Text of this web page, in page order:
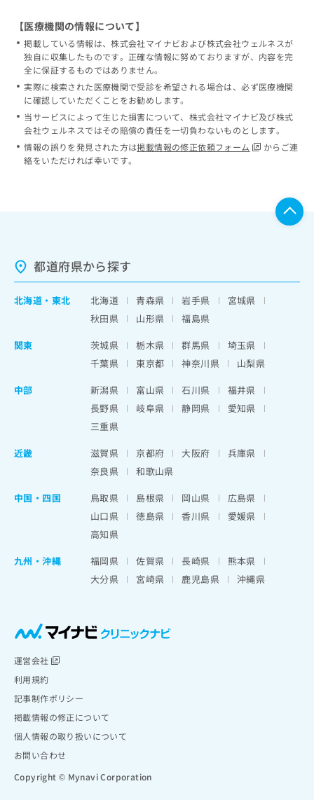
【医療機関の情報について】
掲載している情報は、株式会社マイナビおよび株式会社ウェルネスが
独自に収集したものです。正確な情報に努めておりますが、内容を完
全に保証するものではありません。
実際に検索された医療機関で受診を希望される場合は、必ず医療機関
に確認していただくことをお勧めします。
当サービスによって生じた損害について、株式会社マイナビ及び株式
会社ウェルネスではその賠償の責任を一切負わないものとします。
情報の誤りを発見された方は掲載情報の修正依頼フォーム
からご連
絡をいただければ幸いです。
都道府県から探す
北海道 ・ 東北 北海道 青森県 岩手県
宮城県
秋田県
山形県
福島県
関東
茨城県 栃木県 群馬県
埼玉県
千葉県
東京都 神奈川県
山梨県
中部
新潟県 富山県 石川県
福井県
長野県
岐阜県 静岡県
愛知県
三重県
近畿
滋賀県 京都府 大阪府
兵庫県
奈良県
和歌山県
中国・四国
鳥取県 島根県 岡山県
広島県
山口県
徳島県 香川県
愛媛県
高知県
九州・沖縄
福岡県 佐賀県 長崎県
熊本県
大分県
宮崎県 鹿児島県 沖縄県
運営会社
利用規約
記事制作ポリシー
掲載情報の修正について
個人情報の取り扱いについて
お問い合わせ
Copyright © Mynavi Corporation